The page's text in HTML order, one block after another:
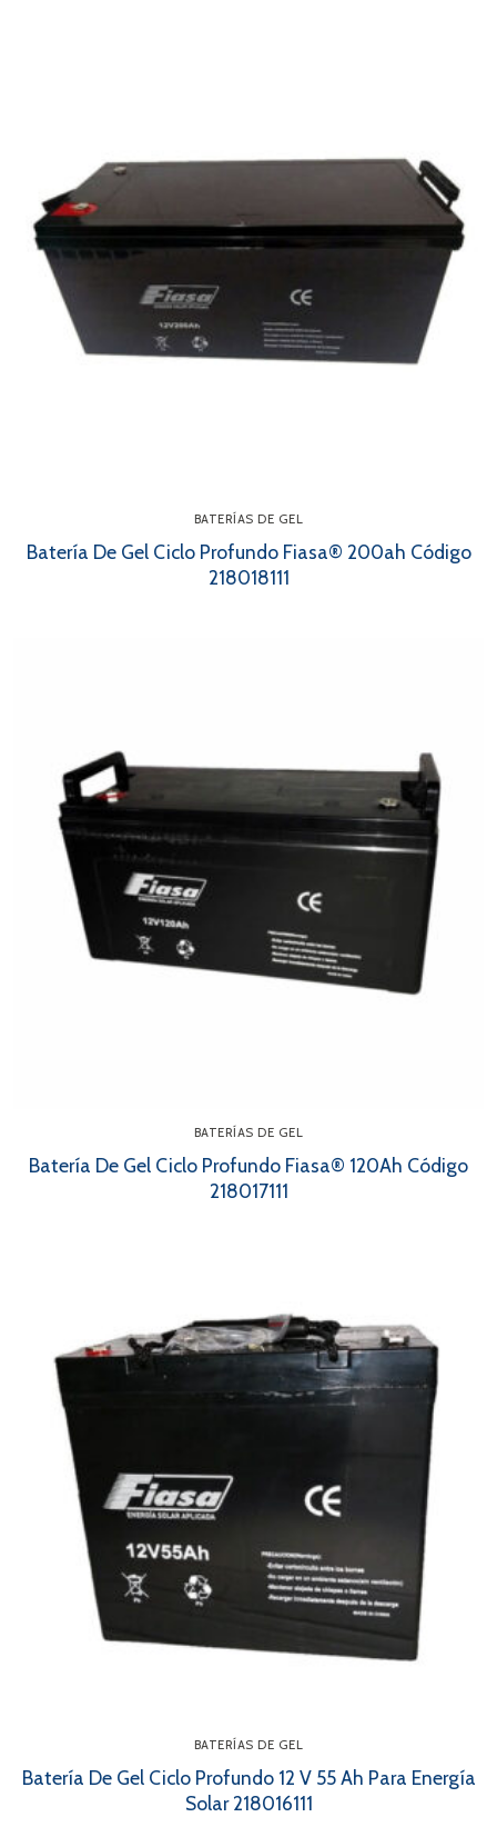
BATERÍAS DE GEL
Batería De Gel Ciclo Profundo Fiasa® 200ah Código
218018111
BATERÍAS DE GEL
Batería De Gel Ciclo Profundo Fiasa® 120Ah Código
218017111
BATERÍAS DE GEL
Batería De Gel Ciclo Profundo 12 V 55 Ah Para Energía
Solar 218016111